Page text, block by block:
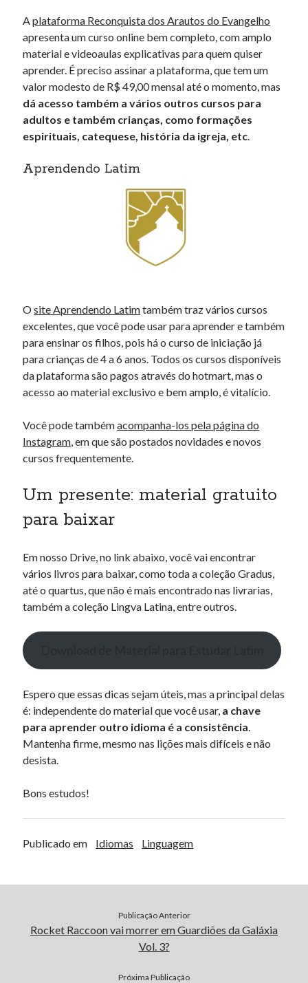
Aplataforma Reconquista dos Arautos do Evangelho
apresenta um curso online bem completo, com amplo
material e videoaulas explicativas para quem quiser
aprender. É preciso assinar a plataforma, que tem um
valor modesto de R$ 49,00 mensal até o momento, mas
dá acesso também a vários outros cursos para
adultos e também crianças, como formações
espirituais, catequese, história da igreja, etc.
Aprendendo Latim
Osite Aprendendo Latimtambém traz vários cursos
excelentes, que você pode usar para aprender e também
para ensinar os filhos, pois há o curso de iniciação já
para crianças de 4 a 6 anos. Todos os cursos disponíveis
da plataforma são pagos através do hotmart, mas o
acesso ao material exclusivo e bem amplo, é vitalício.
Você pode tambémacompanha-los pela página do
Instagram, em que são postados novidades e novos
cursos frequentemente.
Um presente: material gratuito
para baixar
Em nosso Drive, no link abaixo, você vai encontrar
vários livros para baixar, como toda a coleção Gradus,
até o quartus, que não é mais encontrado nas livrarias,
também a coleção Lingva Latina, entre outros.
Espero que essas dicas sejam úteis, mas a principal delas
é: independente do material que você usar, a chave
para aprender outro idioma é a consistência.
Mantenha firme, mesmo nas lições mais difíceis e não
desista.
Bons estudos!
Publicado em Idiomas Linguagem
Publicação Anterior
Rocket Raccoon vai morrer em Guardiões da Galáxia
Vol. 3?
Próxima Publicação